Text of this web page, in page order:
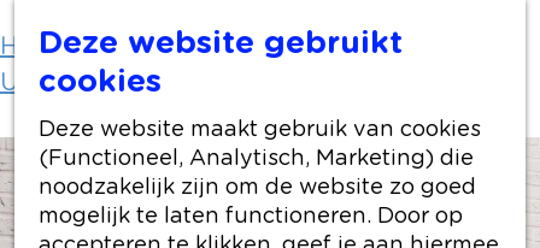
Deze website gebruikt
cookies
Deze website maakt gebruik van cookies
(Functioneel, Analytisch, Marketing) die
noodzakelijk zijn om de website zo goed
mogelijk te laten functioneren. Door op
Home
Uit-agenda
Uit-agenda overzicht